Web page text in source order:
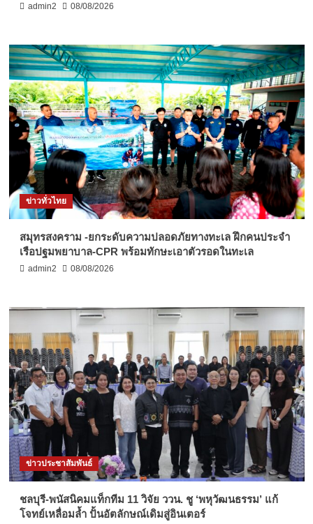
admin2 08/08/2026
ข่าวทั่วไทย
สมุทรสงคราม -ยกระดับความปลอดภัยทางทะเล ฝึกคนประจำ
เรือปฐมพยาบาล-CPR พร้อมทักษะเอาตัวรอดในทะเล
admin2 08/08/2026
ข่าวประชาสัมพันธ์
ชลบุรี-พนัสนิคมแท็กทีม 11 วิจัย ววน. ชู ‘พหุวัฒนธรรม’ แก้
โจทย์เหลื่อมล้ำ ปั้นอัตลักษณ์เดิมสู่อินเตอร์